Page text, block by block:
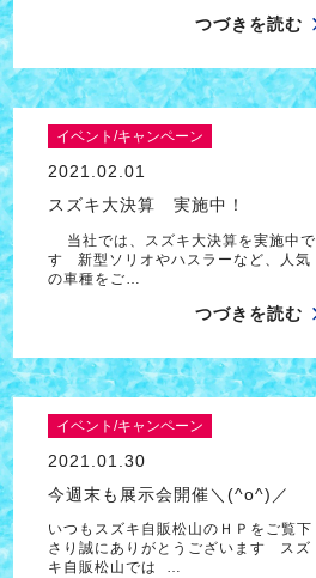
つづきを読む
イベント/キャンペーン
2021.02.01
スズキ大決算 実施中！
当社では、スズキ大決算を実施中で
す 新型ソリオやハスラーなど、人気
の車種をご…
つづきを読む
イベント/キャンペーン
2021.01.30
今週末も展示会開催＼(^o^)／
いつもスズキ自販松山のＨＰをご覧下
さり誠にありがとうございます スズ
キ自販松山では …